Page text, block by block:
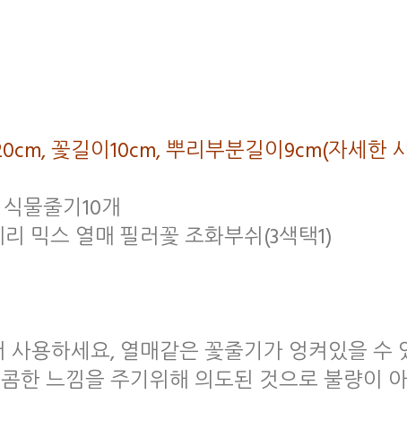
꽃길이10cm, 뿌리부분길이9cm(자세한
물줄기10개
믹스 열매 필러꽃 조화부쉬(3색택1)
용하세요, 열매같은 꽃줄기가 엉켜있을 수
한 느낌을 주기위해 의도된 것으로 불량이